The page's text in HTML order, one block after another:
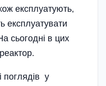
експлуатують,
експлуатувати
сьогодні в цих
поглядів у